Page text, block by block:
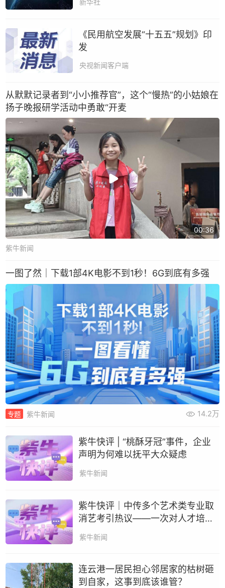
通知
新华社
《民用航空发展“十五五”规划》印
发
​央视新闻客户端
从默默记录者到“小小推荐官”，这个“慢热”的小姑娘在
扬子晚报研学活动中勇敢“开麦
00:36
紫牛新闻
一图了然｜下载1部4K电影不到1秒！6G到底有多强
专题 紫牛新闻 14.2万
紫牛快评 | “桃酥牙冠”事件，企业
声明为何难以抚平大众疑虑
紫牛新闻
紫牛快评｜中传多个艺术类专业取
消艺考引热议——一次对人才培养
紫牛新闻
连云港一居民担心邻居家的枯树砸
到自家，这事到底该谁管？